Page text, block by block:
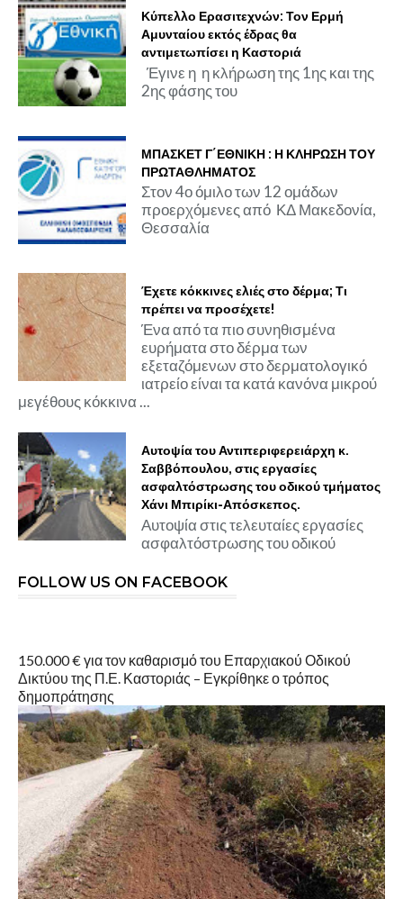
Κύπελλο Ερασιτεχνών: Τον Ερμή
Αμυνταίου εκτός έδρας θα
αντιμετωπίσει η Καστοριά
Έγινε η η κλήρωση της 1ης και της
2ης φάσης του
ΜΠΑΣΚΕΤ Γ΄ΕΘΝΙΚΗ : Η ΚΛΗΡΩΣΗ ΤΟΥ
ΠΡΩΤΑΘΛΗΜΑΤΟΣ
Στον 4ο όμιλο των 12 ομάδων
προερχόμενες από ΚΔ Μακεδονία,
Θεσσαλία
Έχετε κόκκινες ελιές στο δέρμα; Τι
πρέπει να προσέχετε!
Ένα από τα πιο συνηθισμένα
ευρήματα στο δέρμα των
εξεταζόμενων στο δερματολογικό
ιατρείο είναι τα κατά κανόνα μικρού
μεγέθους κόκκινα ...
Αυτοψία του Αντιπεριφερειάρχη κ.
Σαββόπουλου, στις εργασίες
ασφαλτόστρωσης του οδικού τμήματος
Χάνι Μπιρίκι-Απόσκεπος.
Αυτοψία στις τελευταίες εργασίες
ασφαλτόστρωσης του οδικού
FOLLOW US ON FACEBOOK
150.000 € για τον καθαρισμό του Επαρχιακού Οδικού
Δικτύου της Π.Ε. Καστοριάς – Εγκρίθηκε ο τρόπος
δημοπράτησης